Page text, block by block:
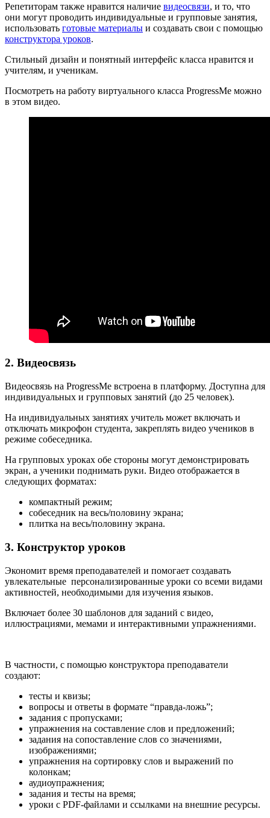
Репетиторам также нравится наличие видеосвязи, и то, что
они могут проводить индивидуальные и групповые занятия,
использовать готовые материалы и создавать свои с помощью
конструктора уроков.
Стильный дизайн и понятный интерфейс класса нравится и
учителям, и ученикам.
Посмотреть на работу виртуального класса ProgressMe можно
в этом видео.
2. Видеосвязь
Видеосвязь на ProgressMe встроена в платформу. Доступна для
индивидуальных и групповых занятий (до 25 человек).
На индивидуальных занятиях учитель может включать и
отключать микрофон студента, закреплять видео учеников в
режиме собеседника.
На групповых уроках обе стороны могут демонстрировать
экран, а ученики поднимать руки. Видео отображается в
следующих форматах:
компактный режим;
собеседник на весь/половину экрана;
плитка на весь/половину экрана.
3. Конструктор уроков
Экономит время преподавателей и помогает создавать
увлекательные персонализированные уроки со всеми видами
активностей, необходимыми для изучения языков.
Включает более 30 шаблонов для заданий с видео,
иллюстрациями, мемами и интерактивными упражнениями.
В частности, с помощью конструктора преподаватели
создают:
тесты и квизы;
вопросы и ответы в формате “правда-ложь”;
задания с пропусками;
упражнения на составление слов и предложений;
задания на сопоставление слов со значениями,
изображениями;
упражнения на сортировку слов и выражений по
колонкам;
аудиоупражнения;
задания и тесты на время;
уроки с PDF-файлами и ссылками на внешние ресурсы.